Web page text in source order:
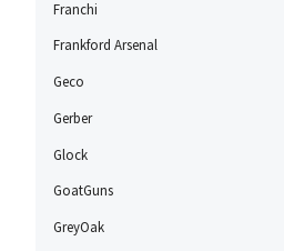
Franchi
Frankford Arsenal
Geco
Gerber
Glock
GoatGuns
GreyOak